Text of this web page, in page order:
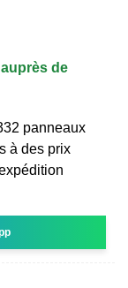
de
panneaux
à des prix